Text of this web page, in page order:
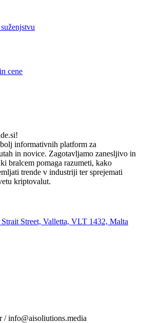
cene
informativnih platform za
in novice. Zagotavljamo zanesljivo in
bralcem pomaga razumeti, kako
trende v industriji ter sprejemati
kriptovalut.
Street, Valletta, VLT 1432, Malta
/info@aisoliutions.media